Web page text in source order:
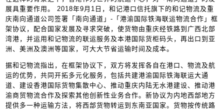
展具重要作用​​。 2018年9月1日，和记港口信托旗下的和记物流及重
庆南向通道公司签署「南向通道」-「港渝国际铁海联运物流合作」框
架协议，配合国家发展及寻求突破，使货物由重庆经铁路到广西北部
湾港，并运用和记物流的联运服务及本港国际货柜码头，再出口到亚
洲、美洲及澳洲等国家，可大大节省运输时间及成本。
据和记物流指出，在框架协议下，双方将发挥各自在港口、物流及航
运的优势，共同开拓多元化服务，包括共建港渝国际铁海联运大通
道、建设香港国际货物集散中心、推动重庆内陆无水港建设、推动港
渝商贸物流合作及探索其他创新性业务合作。新协议为内地西部地方
提供多一种运输方法，将西部货物转运到东南亚国家。货物按传统路